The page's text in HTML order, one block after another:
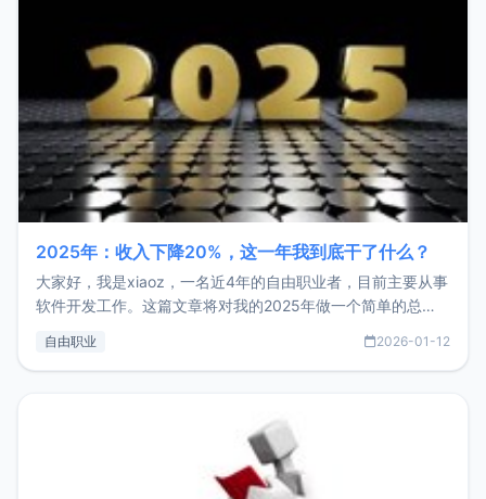
2025年：收入下降20%，这一年我到底干了什么？
大家好，我是xiaoz，一名近4年的自由职业者，目前主要从事
软件开发工作。这篇文章将对我的2025年做一个简单的总
收入下降20%，但却过得很充实，2026年不求突破，但求保
自由职业 2026-01-12